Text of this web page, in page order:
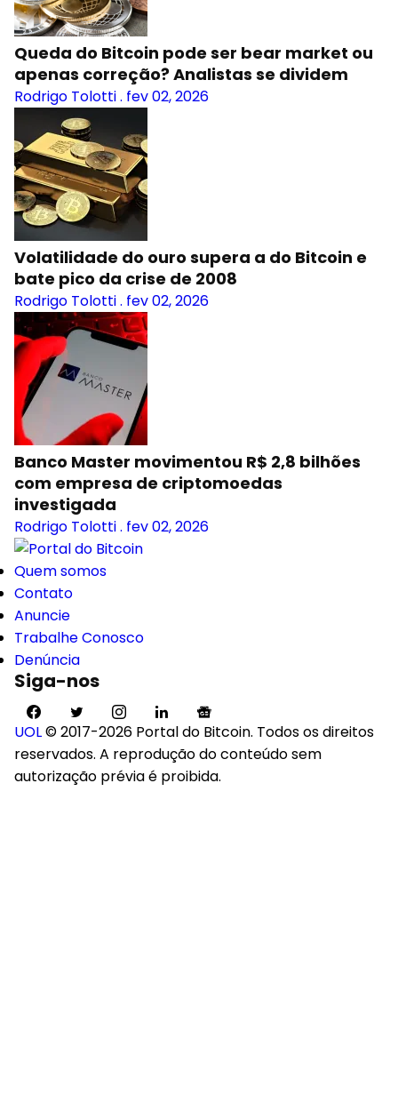
Queda do Bitcoin pode ser bear market ou
apenas correção? Analistas se dividem
Rodrigo Tolotti. fev 02, 2026
Volatilidade do ouro supera a do Bitcoin e
bate pico da crise de 2008
Rodrigo Tolotti. fev 02, 2026
Banco Master movimentou R$ 2,8 bilhões
com empresa de criptomoedas
investigada
Rodrigo Tolotti. fev 02, 2026
Quem somos
Contato
Anuncie
Trabalhe Conosco
Denúncia
Siga-nos
UOL© 2017-2026 Portal do Bitcoin. Todos os direitos
reservados. A reprodução do conteúdo sem
autorização prévia é proibida.